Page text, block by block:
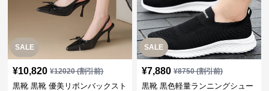
SALE
¥10,820 ¥12020(割引前)
黒靴 黒靴 優美リボンバックスト
SALE
¥7,880 ¥8750(割引前)
黒靴 黒色軽量ランニングシュー